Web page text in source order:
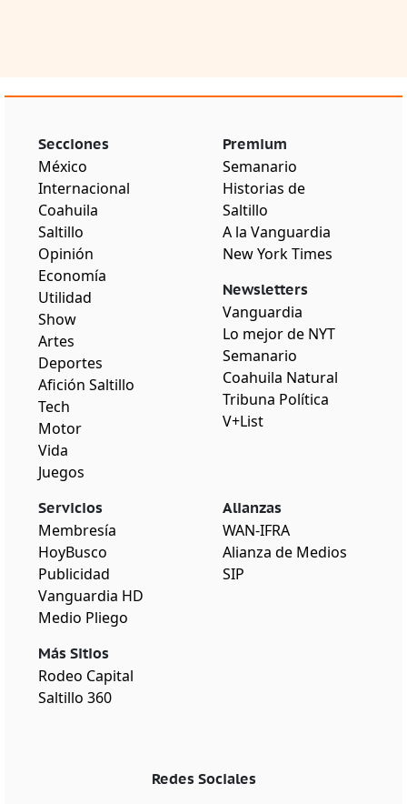
Secciones
México
Internacional
Coahuila
Saltillo
Opinión
Economía
Utilidad
Show
Artes
Deportes
Afición Saltillo
Tech
Motor
Vida
Juegos
Premium
Semanario
Historias de
Saltillo
A la Vanguardia
New York Times
Newsletters
Vanguardia
Lo mejor de NYT
Semanario
Coahuila Natural
Tribuna Política
V+List
Servicios
Membresía
HoyBusco
Publicidad
Vanguardia HD
Medio Pliego
Más Sitios
Rodeo Capital
Saltillo 360
Alianzas
WAN-IFRA
Alianza de Medios
SIP
Redes Sociales